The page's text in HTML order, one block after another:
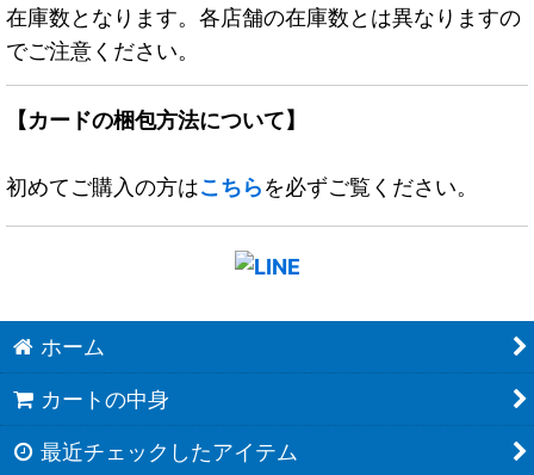
在庫数となります。各店舗の在庫数とは異なりますの
でご注意ください。
【カードの梱包方法について】
初めてご購入の方はこちらを必ずご覧ください。
ホーム
カートの中身
最近チェックしたアイテム